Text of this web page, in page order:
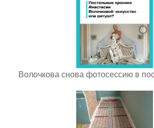
Волочкова снова фотосессию в